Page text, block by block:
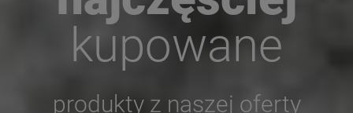
kupowane
produkty z naszej oferty